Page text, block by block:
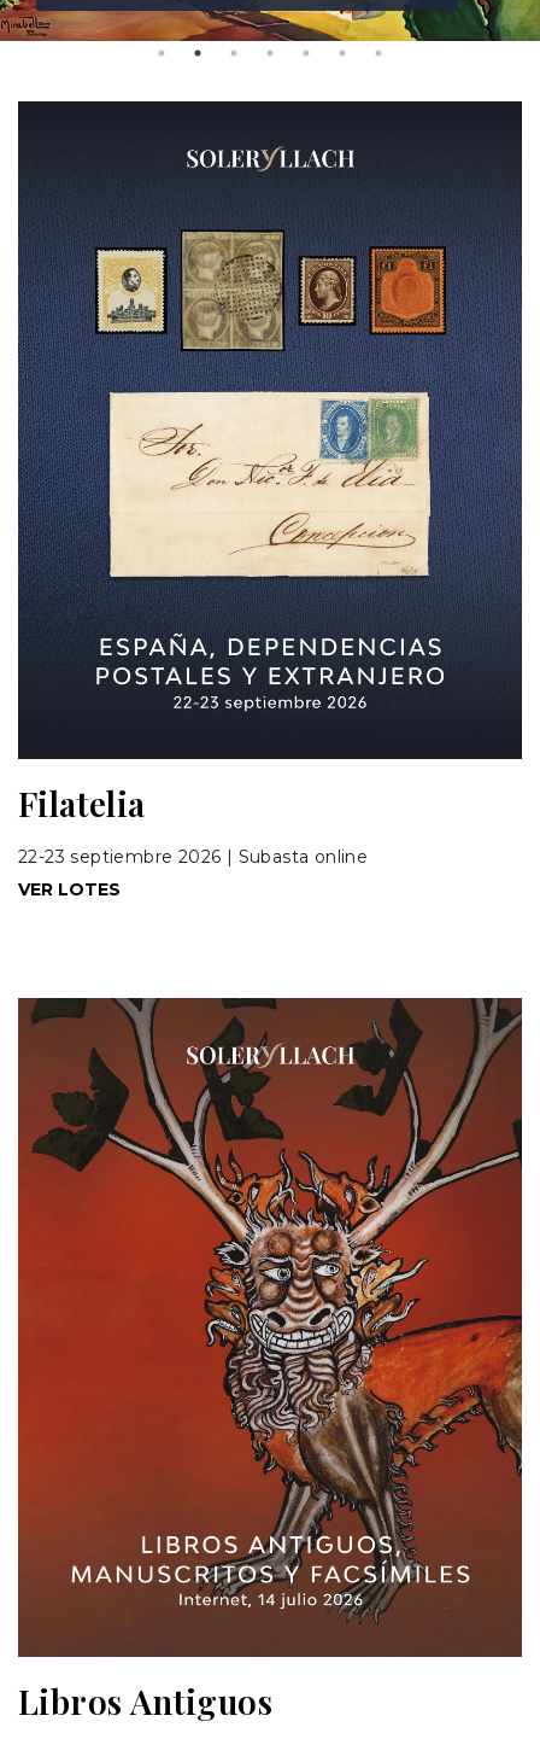
Filatelia
22-23 septiembre 2026 | Subasta online
VER LOTES
Libros Antiguos